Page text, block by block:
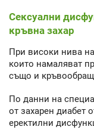
Сексуални
кръвна захар
При високи нива
които намаляват
също и
По данни на
от захарен диабет
еректилни